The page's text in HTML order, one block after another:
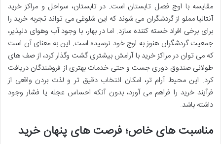
مقایسه با اوج فصل تابستان است. در تابستان، سواحل و مراکز خرید
آنتالیا مملو از گردشگران می شوند که این شلوغی می تواند تجربه خرید را
برای برخی افراد خسته کننده سازد. اما در بهار، با وجود آب وهوای دلپذیر،
جمعیت گردشگران هنوز به اوج خود نرسیده است. این به معنای آن است
که می توان در مراکز خرید با آرامش بیشتری گشت وگذار کرد، از صف های
طولانی صندوق دوری جست و حتی خدمات بهتری از فروشندگان دریافت
کرد. این محیط آرام تر، امکان انتخاب دقیق تر و لذت بردن واقعی از
فرآیند خرید را فراهم می آورد، بدون آنکه احساس عجله یا فشار وجود
داشته باشد.
مناسبت های خاص؛ فرصت های پنهان خرید